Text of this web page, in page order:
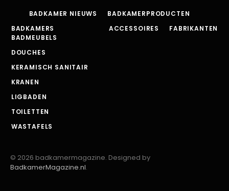
BADKAMER NIEUWS
BADKAMERPRODUCTEN
BADKAMERS
BADMEUBELS
DOUCHES
KERAMISCH SANITAIR
KRANEN
LIGBADEN
TOILETTEN
WASTAFELS
ACCESSOIRES FABRIKANTEN
© 2026 badkamermagazine. Designed by
BadkamerMagazine.nl.